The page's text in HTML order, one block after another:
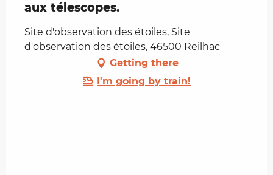
aux télescopes.
Site d'observation des étoiles, Site
d'observation des étoiles, 46500 Reilhac
Getting there
I'm going by train!